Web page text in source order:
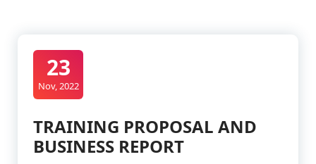
23
Nov, 2022
TRAINING PROPOSAL AND
BUSINESS REPORT